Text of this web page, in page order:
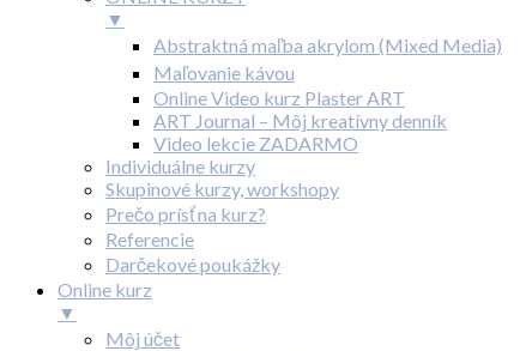
▼
Abstraktná maľba akrylom (Mixed Media)
Maľovanie kávou
Online Video kurz Plaster ART
ART Journal – Môj kreatívny denník
Video lekcie ZADARMO
Individuálne kurzy
Skupinové kurzy, workshopy
Prečo prísť na kurz?
Referencie
Darčekové poukážky
Online kurz
▼
Môj účet